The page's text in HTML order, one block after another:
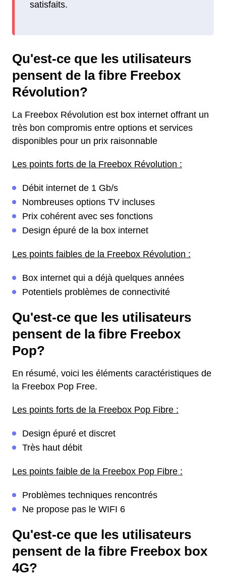
satisfaits.
Qu'est-ce que les utilisateurs
pensent de la fibre Freebox
Révolution?
La Freebox Révolution est box internet offrant un
très bon compromis entre options et services
disponibles pour un prix raisonnable
Les points forts de la Freebox Révolution :
Débit internet de 1 Gb/s
Nombreuses options TV incluses
Prix cohérent avec ses fonctions
Design épuré de la box internet
Les points faibles de la Freebox Révolution :
Box internet qui a déjà quelques années
Potentiels problèmes de connectivité
Qu'est-ce que les utilisateurs
pensent de la fibre Freebox
Pop?
En résumé, voici les éléments caractéristiques de
la Freebox Pop Free.
Les points forts de la Freebox Pop Fibre :
Design épuré et discret
Très haut débit
Les points faible de la Freebox Pop Fibre :
Problèmes techniques rencontrés
Ne propose pas le WIFI 6
Qu'est-ce que les utilisateurs
pensent de la fibre Freebox box
4G?